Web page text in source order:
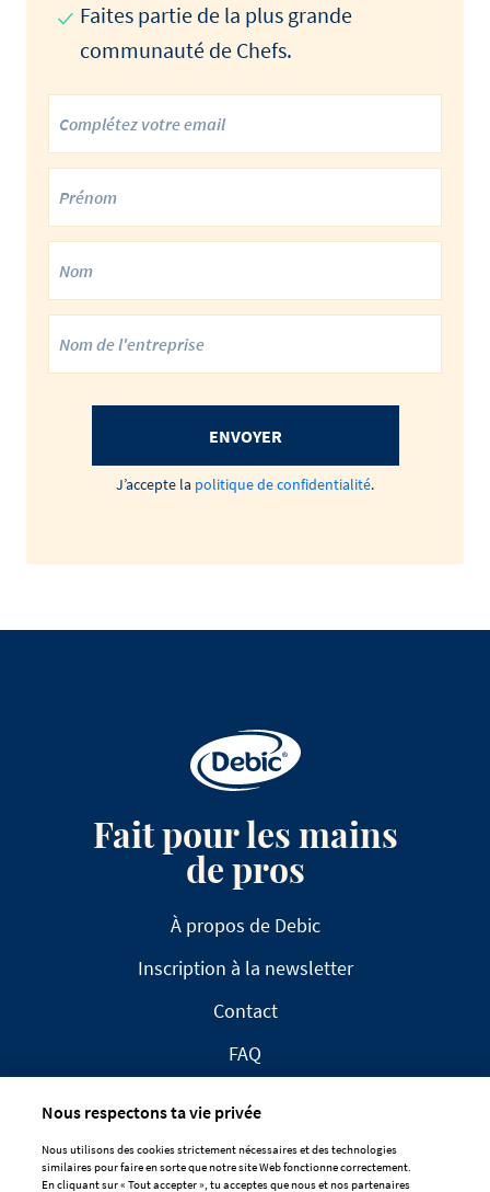
Faites partie de la plus grande
communauté de Chefs.
ENVOYER
J’accepte la politique de confidentialité.
Fait pour les mains
de pros
À propos de Debic
Inscription à la newsletter
Contact
FAQ
Nous respectons ta vie privée
Nous utilisons des cookies strictement nécessaires et des technologies
similaires pour faire en sorte que notre site Web fonctionne correctement.
En cliquant sur « Tout accepter », tu acceptes que nous et nos partenaires